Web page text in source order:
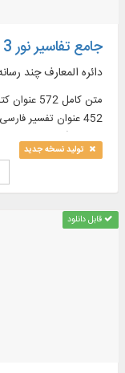
جامع تفاسیر نور 3
دائره المعارف چند
تفسیر انگلیسی در 30 جلد و 15 فرهنگ‏ نامه معتبر قرآنى در 31 جلد و ...
تولید نسخه جدید
قابل دانلود